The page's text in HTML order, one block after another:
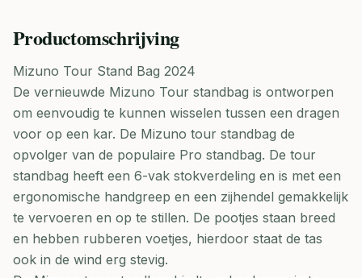
Productomschrijving
Mizuno Tour Stand Bag 2024
De vernieuwde Mizuno Tour standbag is ontworpen
om eenvoudig te kunnen wisselen tussen een dragen
voor op een kar. De Mizuno tour standbag de
opvolger van de populaire Pro standbag. De tour
standbag heeft een 6-vak stokverdeling en is met een
ergonomische handgreep en een zijhendel gemakkelijk
te vervoeren en op te stillen. De pootjes staan breed
en hebben rubberen voetjes, hierdoor staat de tas
ook in de wind erg stevig.